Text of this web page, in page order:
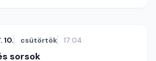
10. csütörtök 17:04
sorsok